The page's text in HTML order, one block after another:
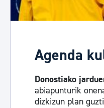
Agenda
Donostiako
abiapunturik
dizkizun plan